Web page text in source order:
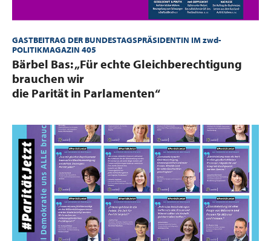
GASTBEITRAG DER BUNDESTAGSPRÄSIDENTIN IM zwd-
POLITIKMAGAZIN 405
:Bärbel Bas: „Für echte Gleichberechtigung
brauchen wir
die Parität in Parlamenten“